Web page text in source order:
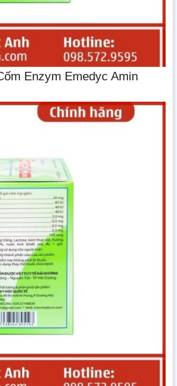
Enzym Emedyc Amin